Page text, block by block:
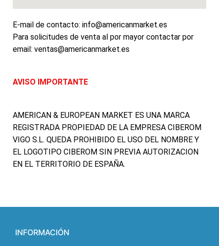
E-mail de contacto: info@americanmarket.es
Para solicitudes de venta al por mayor contactar por
email: ventas@americanmarket.es
AVISO IMPORTANTE
AMERICAN & EUROPEAN MARKET ES UNA MARCA
REGISTRADA PROPIEDAD DE LA EMPRESA CIBEROM
VIGO S.L. QUEDA PROHIBIDO EL USO DEL NOMBRE Y
EL LOGOTIPO CIBEROM SIN PREVIA AUTORIZACION
EN EL TERRITORIO DE ESPAÑA.
INFORMACIÓN